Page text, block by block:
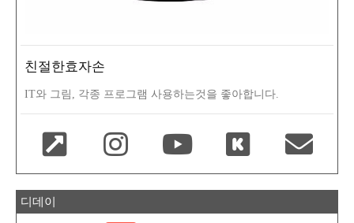
친절한효자손
IT와 그림, 각종 프로그램 사용하는것을 좋아합니다.
디데이